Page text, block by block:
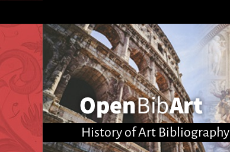
History of Art Bibliography